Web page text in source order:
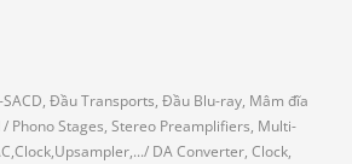
Đầu Transports, Đầu Blu-ray, Mâm đĩa
/ Phono Stages, Stereo Preamplifiers, Multi-
/ DA Converter, Clock,